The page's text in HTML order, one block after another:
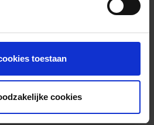
toestaan
cookies